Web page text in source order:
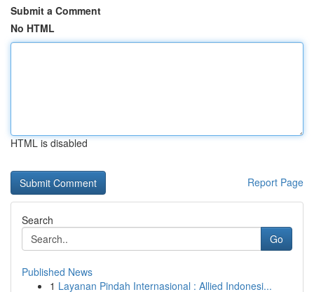
Submit a Comment
No HTML
HTML is disabled
Report Page
Search
Go
Published News
1 Layanan Pindah Internasional : Allied Indonesi...